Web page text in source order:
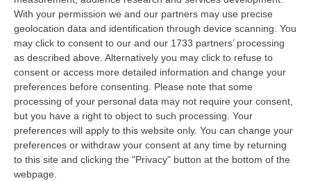
With your permission we and our partners may use precise
geolocation data and identification through device scanning. You
may click to consent to our and our 1733 partners’ processing
as described above. Alternatively you may click to refuse to
consent or access more detailed information and change your
preferences before consenting. Please note that some
processing of your personal data may not require your consent,
but you have a right to object to such processing. Your
preferences will apply to this website only. You can change your
preferences or withdraw your consent at any time by returning
to this site and clicking the "Privacy" button at the bottom of the
webpage.
Meteo, Ondata Di Caldo Estremo Fino A Ferragosto
“Nella giornata di oggi ancora temporali, in alcuni casi molto intensi, sui
rilievi di Alpi e Appennini, e in locale estensione fin verso le…
09 Agosto, 15:10
Razionalizzazione Della Spesa Sanitaria E Acquisti Sotto Controllo.
La Strategia “anti-Sprechi” Della Regione
“CATANZARO La razionalizzazione della spesa sanitaria passa dalla
centralizzazione degli acquisti. È una delle direttrici individuate dalla…
09 Agosto, 14:37